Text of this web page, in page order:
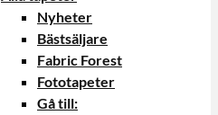
Nyheter
Bästsäljare
Fabric Forest
Fototapeter
Gå till: